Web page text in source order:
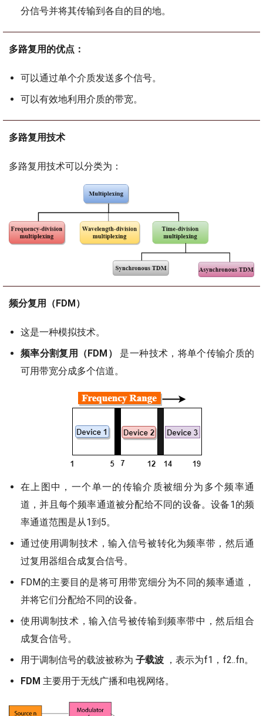
分信号并将其传输到各自的目的地。
多路复用的优点：
可以通过单个介质发送多个信号。
可以有效地利用介质的带宽。
多路复用技术
多路复用技术可以分类为：
频分复用（FDM）
这是一种模拟技术。
频率分割复用（FDM）
是一种技术，将单个传输介质的
可用带宽分成多个信道。
在上图中，一个单一的传输介质被细分为多个频率通
道，并且每个频率通道被分配给不同的设备。设备1的频
率通道范围是从1到5。
通过使用调制技术，输入信号被转化为频率带，然后通
过复用器组合成复合信号。
FDM的主要目的是将可用带宽细分为不同的频率通道，
并将它们分配给不同的设备。
使用调制技术，输入信号被传输到频率带中，然后组合
成复合信号。
用于调制信号的载波被称为 子载波 ，表示为f1，f2..fn。
FDM 主要用于无线广播和电视网络。